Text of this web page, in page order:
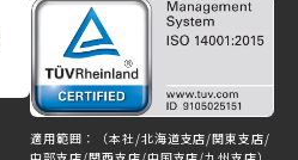
適用範囲：（本社/北海道支店/関東支店/